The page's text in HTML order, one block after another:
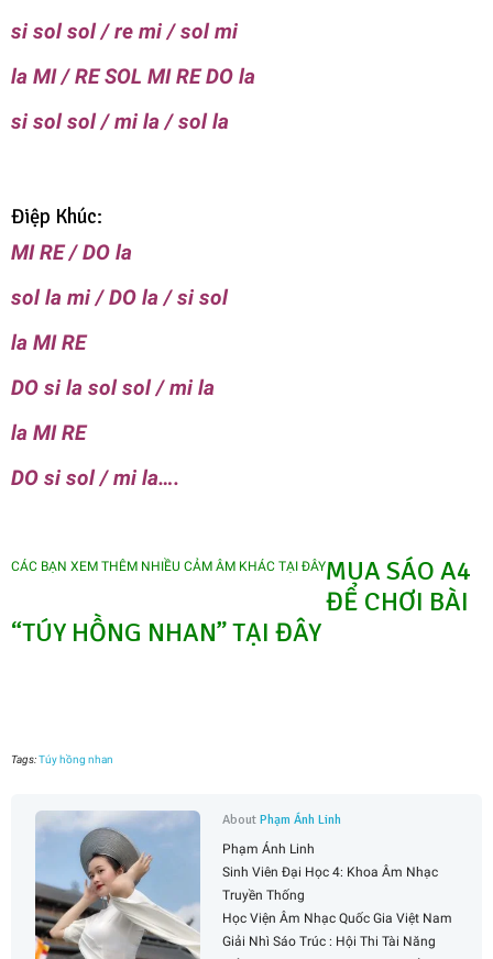
si sol sol / re mi / sol mi
la MI / RE SOL MI RE DO la
si sol sol / mi la / sol la
Điệp Khúc:
MI RE / DO la
sol la mi / DO la / si sol
la MI RE
DO si la sol sol / mi la
la MI RE
DO si sol / mi la….
CÁC BẠN XEM THÊM NHIỀU CẢM ÂM KHÁC TẠI ĐÂYMUA SÁO A4
ĐỂ CHƠI BÀI
“TÚY HỒNG NHAN” TẠI ĐÂY
Tags:Túy hồng nhan
AboutPhạm Ánh Linh
Phạm Ánh Linh
Sinh Viên Đại Học 4: Khoa Âm Nhạc
Truyền Thống
Học Viện Âm Nhạc Quốc Gia Việt Nam
Giải Nhì Sáo Trúc : Hội Thi Tài Năng